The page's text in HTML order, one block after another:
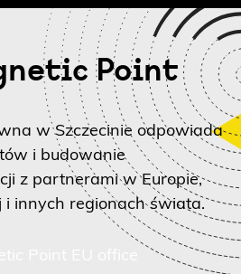
Point
w Szczecinie odpowiada
i budowanie
z partnerami w Europie,
i innych regionach świata.